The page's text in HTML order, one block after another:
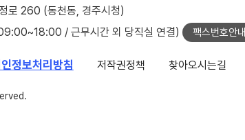
로 260 (동천동, 경주시청)
/ 근무시간 외 당직실 연결) 팩스번호안내
정보처리방침 저작권정책 찾아오시는길